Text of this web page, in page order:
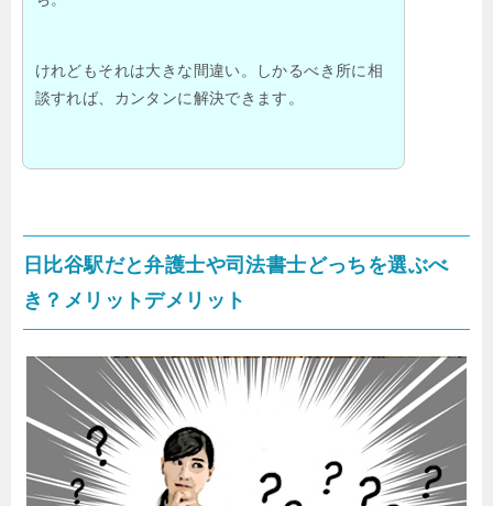
けれどもそれは大きな間違い。しかるべき所に相
談すれば、カンタンに解決できます。
日比谷駅だと弁護士や司法書士どっちを選ぶべ
き？メリットデメリット